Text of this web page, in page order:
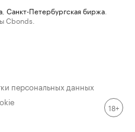
Санкт-Петербургская биржа
Cbonds.
персональных данных
18+